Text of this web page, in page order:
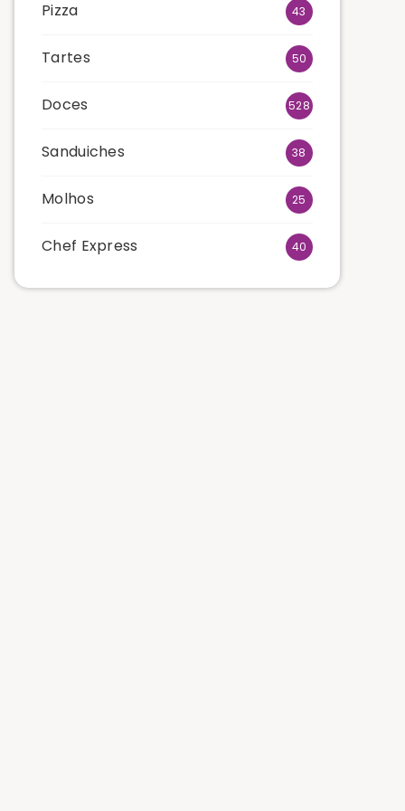
Pizza 43
Tartes 50
Doces 528
Sanduiches 38
Molhos 25
Chef Express 40